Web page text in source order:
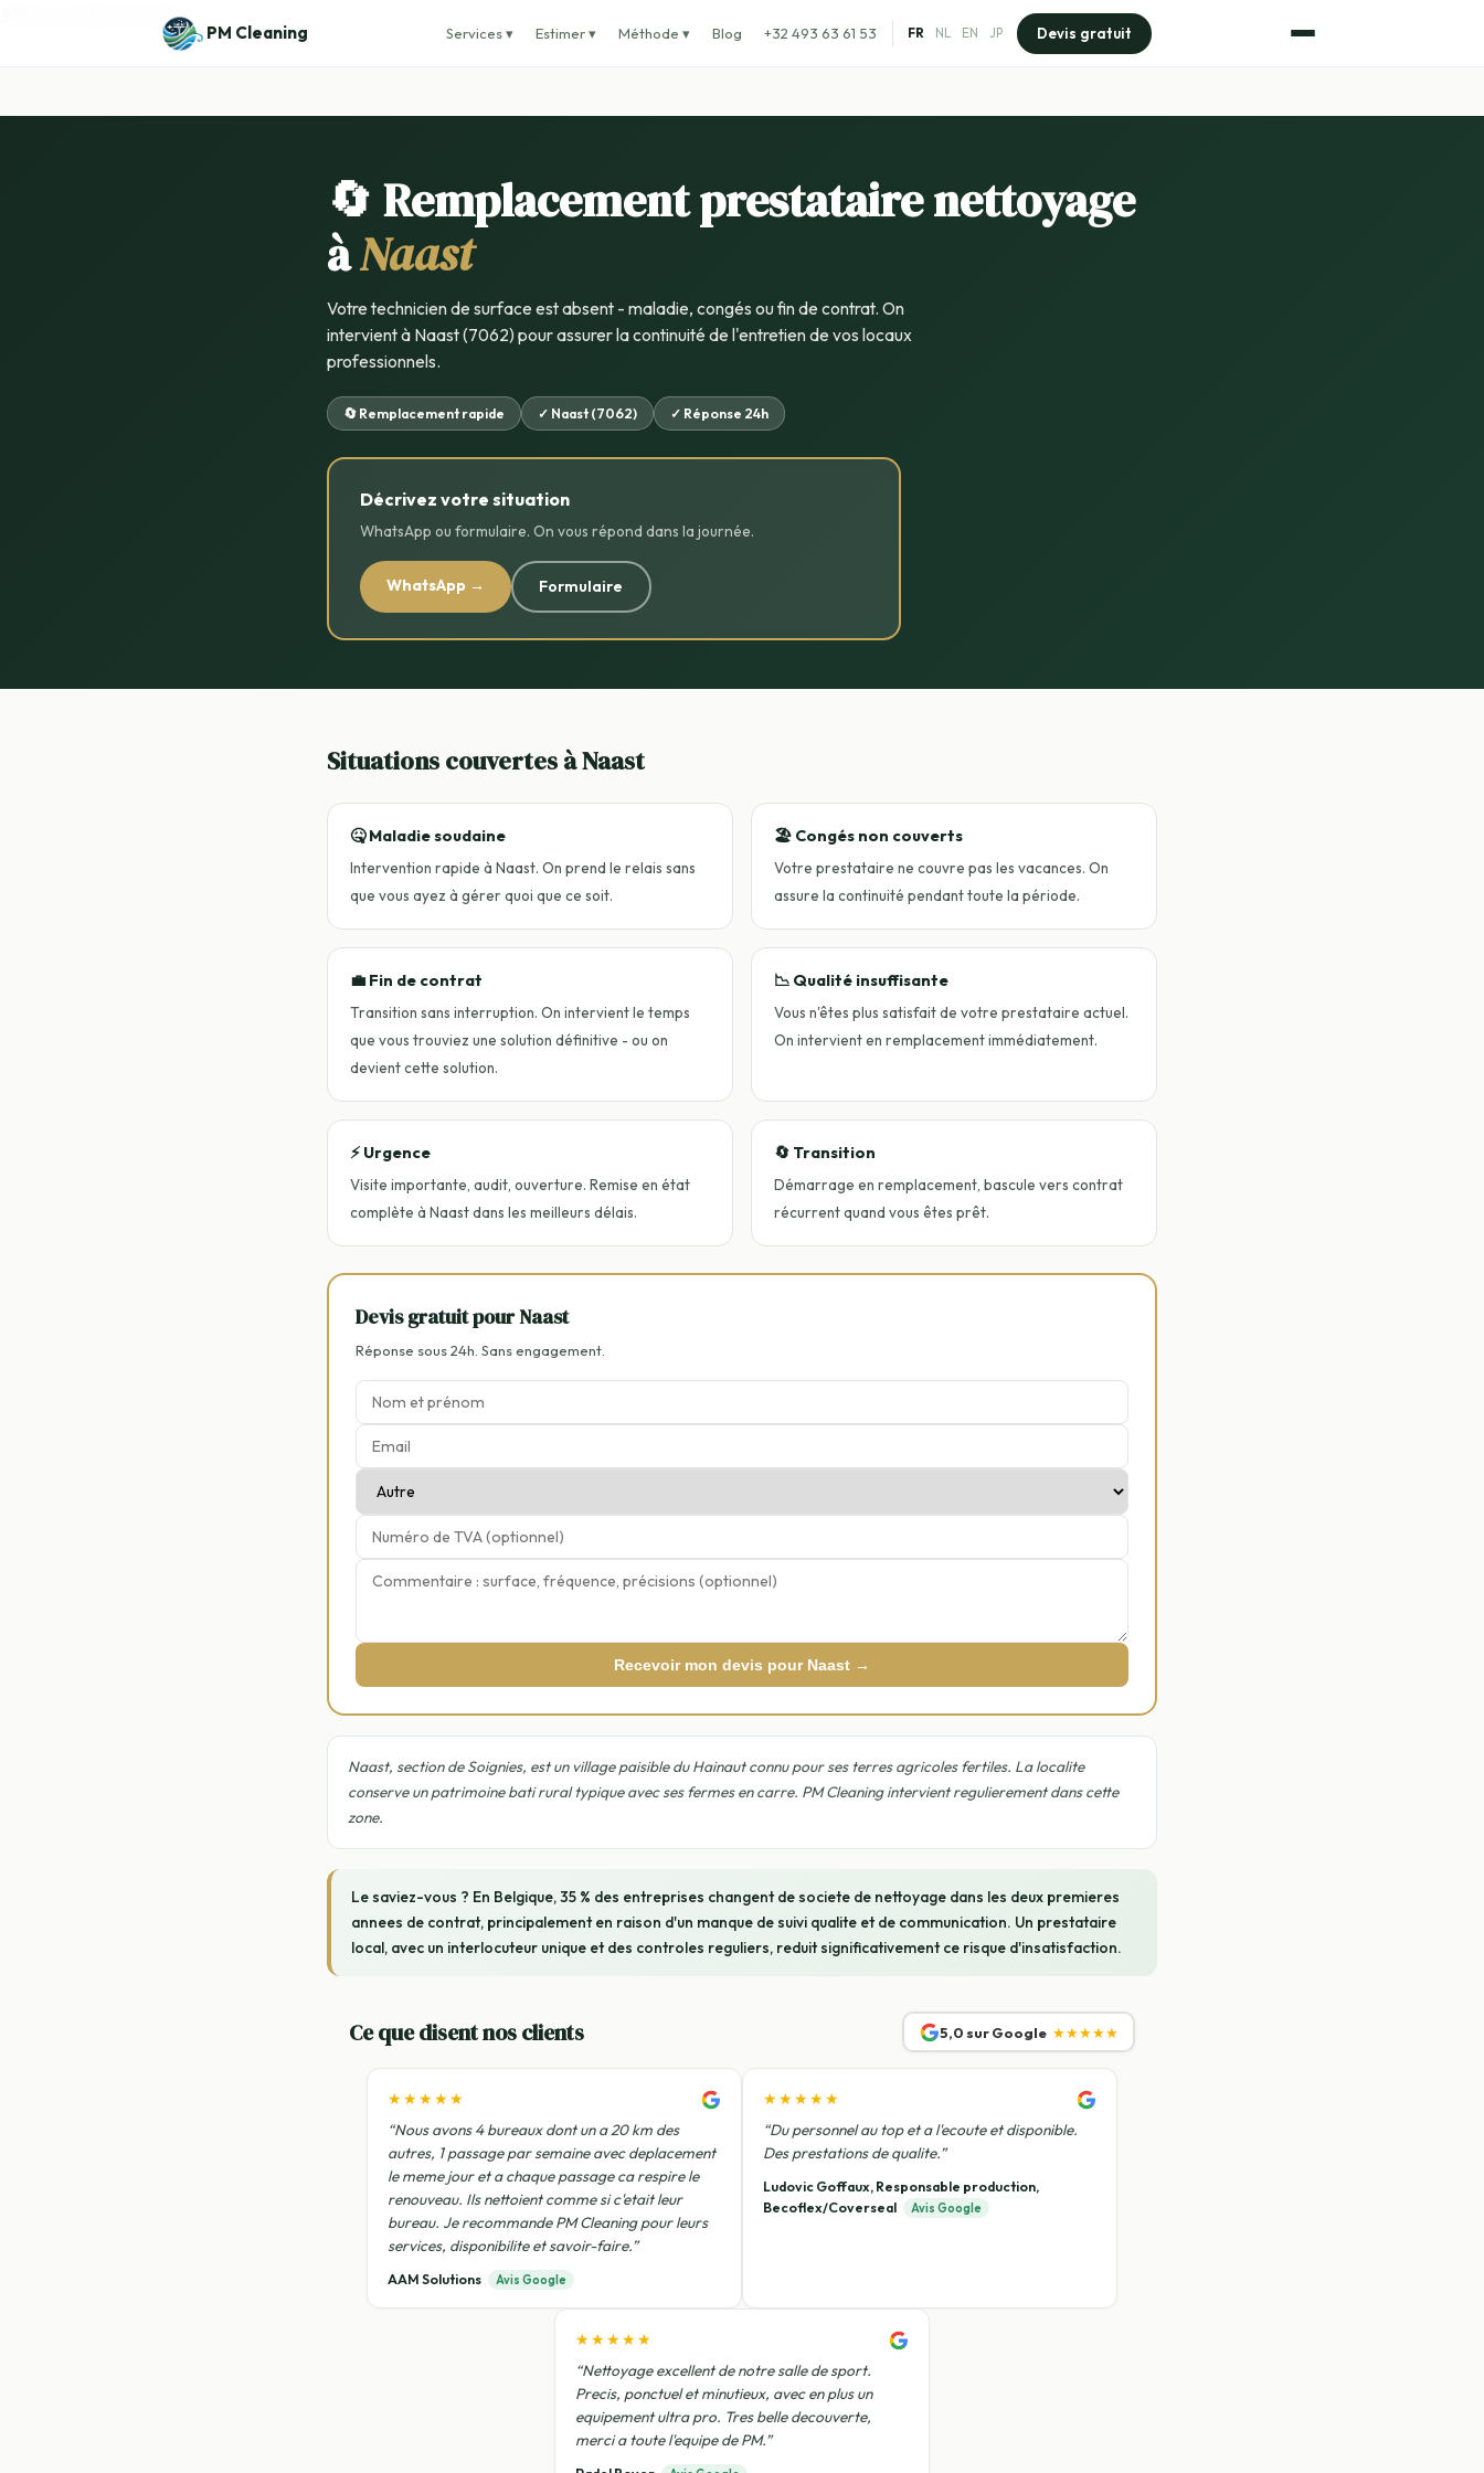
Aller au contenu principal
PM Cleaning Services ▾ Estimer ▾ Méthode ▾ Blog +32 493 63 61 53 FR NL EN JP Devis gratuit
🔄 Remplacement prestataire nettoyage
àNaast
Votre technicien de surface est absent - maladie, congés ou fin de contrat. On
intervient à Naast (7062) pour assurer la continuité de l'entretien de vos locaux
professionnels.
🔄 Remplacement rapide ✓ Naast (7062) ✓ Réponse 24h
Décrivez votre situation
WhatsApp ou formulaire. On vous répond dans la journée.
WhatsApp → Formulaire
Situations couvertes à Naast
🤒 Maladie soudaine
Intervention rapide à Naast. On prend le relais sans
que vous ayez à gérer quoi que ce soit.
🏖️ Congés non couverts
Votre prestataire ne couvre pas les vacances. On
assure la continuité pendant toute la période.
💼 Fin de contrat
Transition sans interruption. On intervient le temps
que vous trouviez une solution définitive - ou on
devient cette solution.
📉 Qualité insuffisante
Vous n'êtes plus satisfait de votre prestataire actuel.
On intervient en remplacement immédiatement.
⚡ Urgence
Visite importante, audit, ouverture. Remise en état
complète à Naast dans les meilleurs délais.
🔄 Transition
Démarrage en remplacement, bascule vers contrat
récurrent quand vous êtes prêt.
Devis gratuit pour Naast
Réponse sous 24h. Sans engagement.
Recevoir mon devis pour Naast →
Naast, section de Soignies, est un village paisible du Hainaut connu pour ses terres agricoles fertiles. La localite
conserve un patrimoine bati rural typique avec ses fermes en carre. PM Cleaning intervient regulierement dans cette
zone.
Le saviez-vous ? En Belgique, 35 % des entreprises changent de societe de nettoyage dans les deux premieres
annees de contrat, principalement en raison d'un manque de suivi qualite et de communication. Un prestataire
local, avec un interlocuteur unique et des controles reguliers, reduit significativement ce risque d'insatisfaction.
Ce que disent nos clients 5,0 sur Google ★★★★★
★★★★★
“Nous avons 4 bureaux dont un a 20 km des
autres, 1 passage par semaine avec deplacement
le meme jour et a chaque passage ca respire le
renouveau. Ils nettoient comme si c'etait leur
bureau. Je recommande PM Cleaning pour leurs
services, disponibilite et savoir-faire.”
AAM Solutions Avis Google
★★★★★
“Du personnel au top et a l'ecoute et disponible.
Des prestations de qualite.”
Ludovic Goffaux, Responsable production,
Becoflex/Coverseal
Avis Google
★★★★★
“Nettoyage excellent de notre salle de sport.
Precis, ponctuel et minutieux, avec en plus un
equipement ultra pro. Tres belle decouverte,
merci a toute l'equipe de PM.”